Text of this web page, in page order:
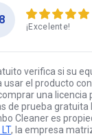
¡Excelente!
verifica si su
usar el producto
una licencia
de prueba gratuita
Cleaner es
LT, la empresa